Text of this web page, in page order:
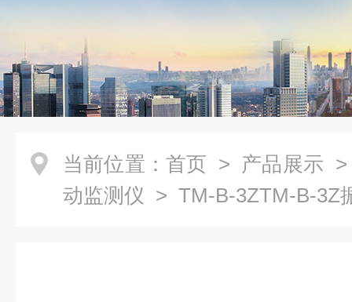
当前位置： 首页 > 产品展示
动监测仪 > TM-B-3ZTM-B-3Z